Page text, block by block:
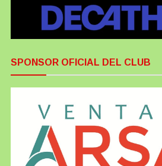
SPONSOR OFICIAL DEL CLUB